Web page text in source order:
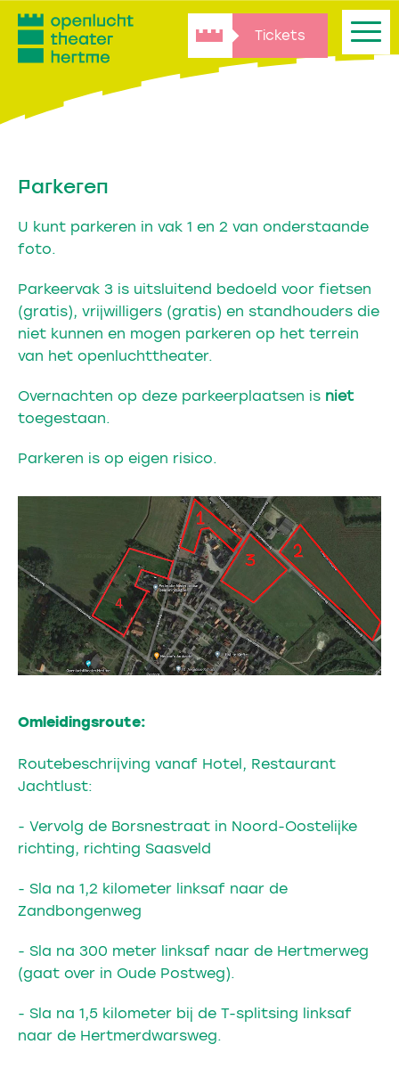
Tickets
Parkeren
U kunt parkeren in vak 1 en 2 van onderstaande
foto.
Parkeervak 3 is uitsluitend bedoeld voor fietsen
(gratis), vrijwilligers (gratis) en standhouders die
niet kunnen en mogen parkeren op het terrein
van het openluchttheater.
Overnachten op deze parkeerplaatsen is niet
toegestaan.
Parkeren is op eigen risico.
Omleidingsroute:
Routebeschrijving vanaf Hotel, Restaurant
Jachtlust:
- Vervolg de Borsnestraat in Noord-Oostelijke
richting, richting Saasveld
- Sla na 1,2 kilometer linksaf naar de
Zandbongenweg
- Sla na 300 meter linksaf naar de Hertmerweg
(gaat over in Oude Postweg).
- Sla na 1,5 kilometer bij de T-splitsing linksaf
naar de Hertmerdwarsweg.